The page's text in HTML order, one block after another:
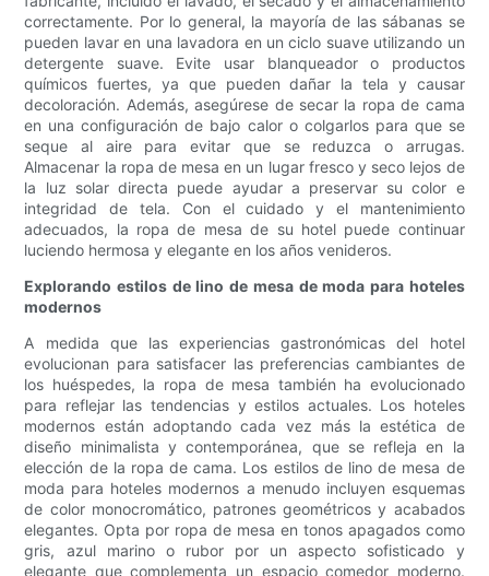
correctamente. Por lo general, la mayoría de las sábanas se
pueden lavar en una lavadora en un ciclo suave utilizando un
detergente suave. Evite usar blanqueador o productos
químicos fuertes, ya que pueden dañar la tela y causar
decoloración. Además, asegúrese de secar la ropa de cama
en una configuración de bajo calor o colgarlos para que se
seque al aire para evitar que se reduzca o arrugas.
Almacenar la ropa de mesa en un lugar fresco y seco lejos de
la luz solar directa puede ayudar a preservar su color e
integridad de tela. Con el cuidado y el mantenimiento
adecuados, la ropa de mesa de su hotel puede continuar
luciendo hermosa y elegante en los años venideros.
Explorando estilos de lino de mesa de moda para hoteles
modernos
A medida que las experiencias gastronómicas del hotel
evolucionan para satisfacer las preferencias cambiantes de
los huéspedes, la ropa de mesa también ha evolucionado
para reflejar las tendencias y estilos actuales. Los hoteles
modernos están adoptando cada vez más la estética de
diseño minimalista y contemporánea, que se refleja en la
elección de la ropa de cama. Los estilos de lino de mesa de
moda para hoteles modernos a menudo incluyen esquemas
de color monocromático, patrones geométricos y acabados
elegantes. Opta por ropa de mesa en tonos apagados como
gris, azul marino o rubor por un aspecto sofisticado y
elegante que complementa un espacio comedor moderno.